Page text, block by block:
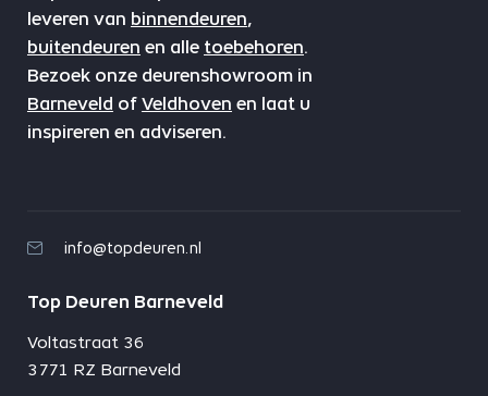
leveren van binnendeuren,
buitendeuren en alle toebehoren.
Bezoek onze deurenshowroom in
Barneveld of Veldhoven en laat u
inspireren en adviseren.
info@topdeuren.nl
Top Deuren Barneveld
Voltastraat 36
3771 RZ Barneveld